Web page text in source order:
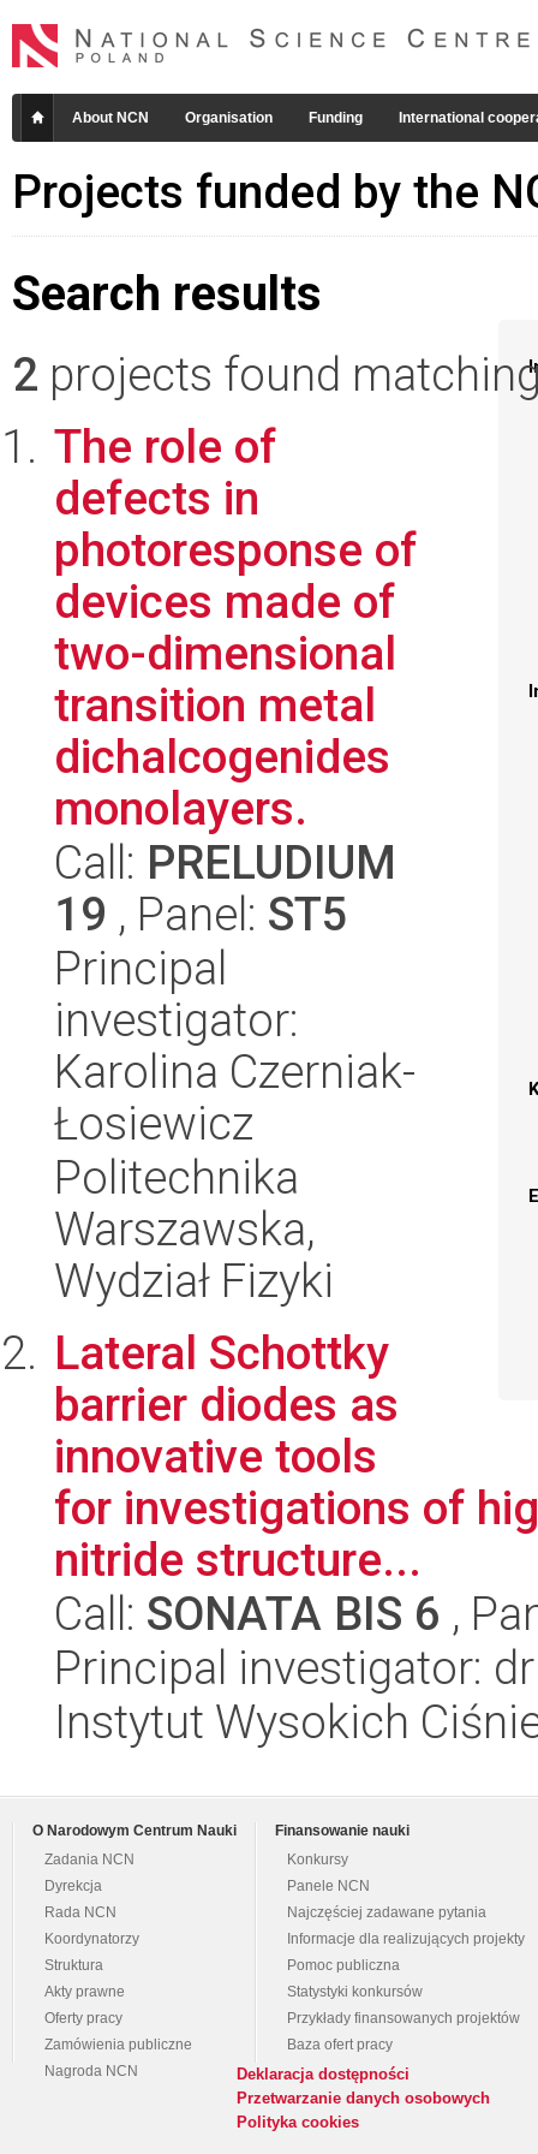
About NCN Organisation Funding International
Projects funded by the
Search results
2 projects found
The role of
defects in
photoresponse of
devices made of
two-dimensional
transition metal
dichalcogenides
monolayers.
Call: PRELUDIUM
19 , Panel: ST5
Principal
investigator:
Karolina Czerniak-
Łosiewicz
Politechnika
Warszawska,
Wydział Fizyki
Lateral Schottky
barrier diodes as
innovative tools
for investigations of
nitride structure...
Call: SONATA BIS 6 ,
Principal investigator:
Instytut Wysokich
O Narodowym Centrum Nauki
Zadania NCN
Dyrekcja
Rada NCN
Koordynatorzy
Struktura
Akty prawne
Oferty pracy
Zamówienia publiczne
Nagroda NCN
Finansowanie nauki
Konkursy
Panele NCN
Najczęściej zadawane pytania
Informacje dla realizujących projekty
Pomoc publiczna
Statystyki konkursów
Przykłady finansowanych projektów
Baza ofert pracy
Deklaracja dostępności
Przetwarzanie danych osobowych
Polityka cookies